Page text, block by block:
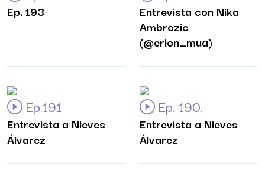
Ep. 193
Entrevista con Nika
Ambrozic
(@erion_mua)
Ep.191
Entrevista a Nieves
Álvarez
Ep. 190.
Entrevista a Nieves
Álvarez